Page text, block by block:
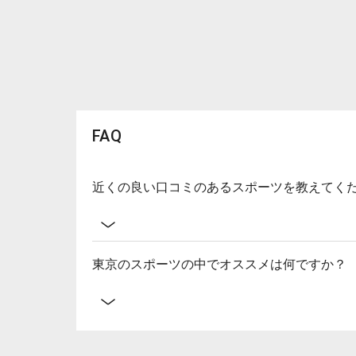
FAQ
近くの良い口コミのあるスポーツを教えてく
東京のスポーツの中でオススメは何ですか？